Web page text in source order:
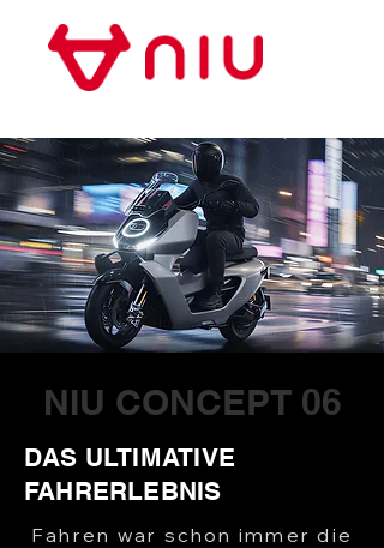
NIU CONCEPT 06
DAS ULTIMATIVE
FAHRERLEBNIS
Fahren war schon immer die